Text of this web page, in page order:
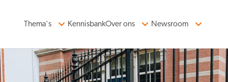
Thema's KennisbankOver ons Newsroom